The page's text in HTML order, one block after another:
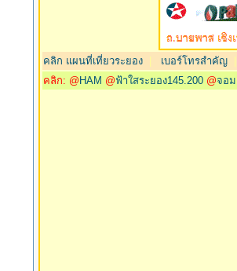
คลิก แผนที่เที่ยวระยอง เบอร์โทรสำคัญ
คลิก: @ HAM @ฟ้าใสระยอง145.200 @จอม